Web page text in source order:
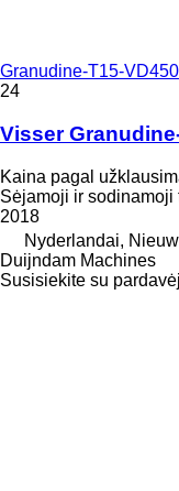
Granudine-T15-VD450
24
Visser
Kaina pagal
Sėjamoji ir
2018
Nyderlandai,
Duijndam Machines
Susisiekite su